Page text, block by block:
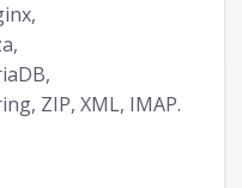
ZIP, XML, IMAP.